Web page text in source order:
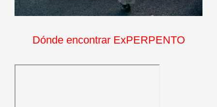
Dónde encontrar ExPERPENTO